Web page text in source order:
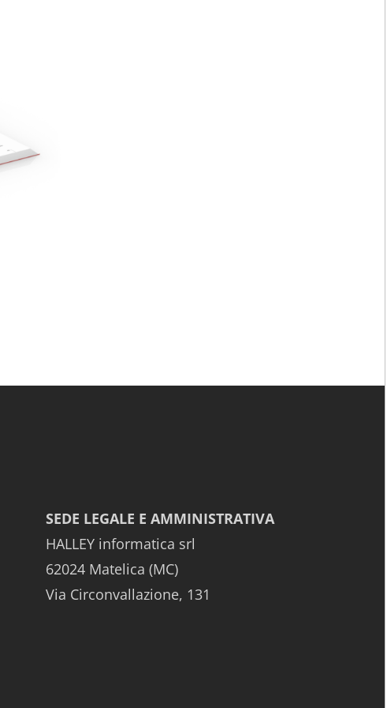
SEDE LEGALE E AMMINISTRATIVA
HALLEY informatica srl
62024 Matelica (MC)
Via Circonvallazione, 131